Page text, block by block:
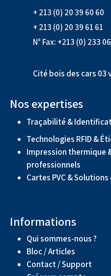
+ 213 (0) 20 39 60 60
+ 213 (0) 20 39 61 61
N° Fax: +213 (0) 233
Cité bois des cars 03
Nos expertises
Traçabilité &
Technologies RFID &
Impression thermique
professionnels
Cartes PVC &
Informations
Qui sommes-nous ?
Bloc / Articles
Contact / Support